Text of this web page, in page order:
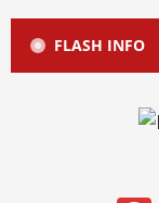
FLASH INFO